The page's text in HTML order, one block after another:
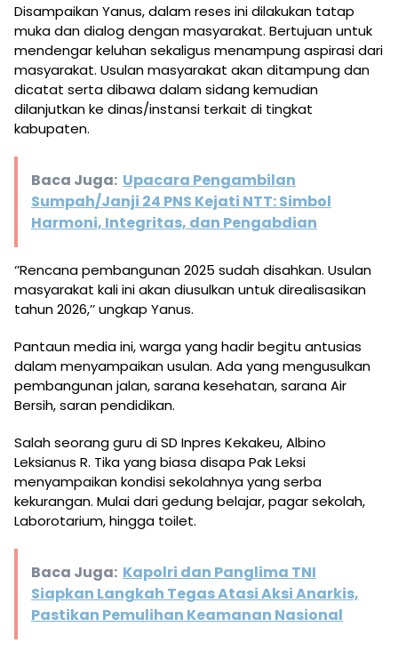
Disampaikan Yanus, dalam reses ini dilakukan tatap
muka dan dialog dengan masyarakat. Bertujuan untuk
mendengar keluhan sekaligus menampung aspirasi dari
masyarakat. Usulan masyarakat akan ditampung dan
dicatat serta dibawa dalam sidang kemudian
dilanjutkan ke dinas/instansi terkait di tingkat
kabupaten.
Baca Juga: Upacara Pengambilan
Sumpah/Janji 24 PNS Kejati NTT: Simbol
Harmoni, Integritas, dan Pengabdian
‘’Rencana pembangunan 2025 sudah disahkan. Usulan
masyarakat kali ini akan diusulkan untuk direalisasikan
tahun 2026,’’ ungkap Yanus.
Pantaun media ini, warga yang hadir begitu antusias
dalam menyampaikan usulan. Ada yang mengusulkan
pembangunan jalan, sarana kesehatan, sarana Air
Bersih, saran pendidikan.
Salah seorang guru di SD Inpres Kekakeu, Albino
Leksianus R. Tika yang biasa disapa Pak Leksi
menyampaikan kondisi sekolahnya yang serba
kekurangan. Mulai dari gedung belajar, pagar sekolah,
Laborotarium, hingga toilet.
Baca Juga: Kapolri dan Panglima TNI
Siapkan Langkah Tegas Atasi Aksi Anarkis,
Pastikan Pemulihan Keamanan Nasional